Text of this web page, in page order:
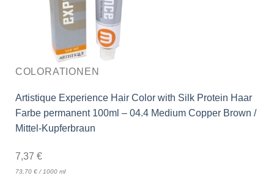
COLORATIONEN
Artistique Experience Hair Color with Silk Protein Haar
Farbe permanent 100ml – 04.4 Medium Copper Brown /
Mittel-Kupferbraun
7,37 €
73,70 €/ 1000 ml